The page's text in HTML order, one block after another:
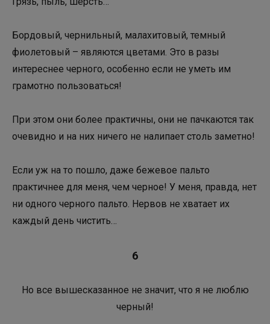
Бордовый, чернильный, малахитовый, темный
фиолетовый – являются цветами. Это в разы
интереснее черного, особенно если не уметь им
грамотно пользоваться!
При этом они более практичны, они не пачкаются так
очевидно и на них ничего не налипает столь заметно!
Если уж на то пошло, даже бежевое пальто
практичнее для меня, чем черное! У меня, правда, нет
ни одного черного пальто. Нервов не хватает их
каждый день чистить…
6
Но все вышесказанное не значит, что я не люблю
черный!